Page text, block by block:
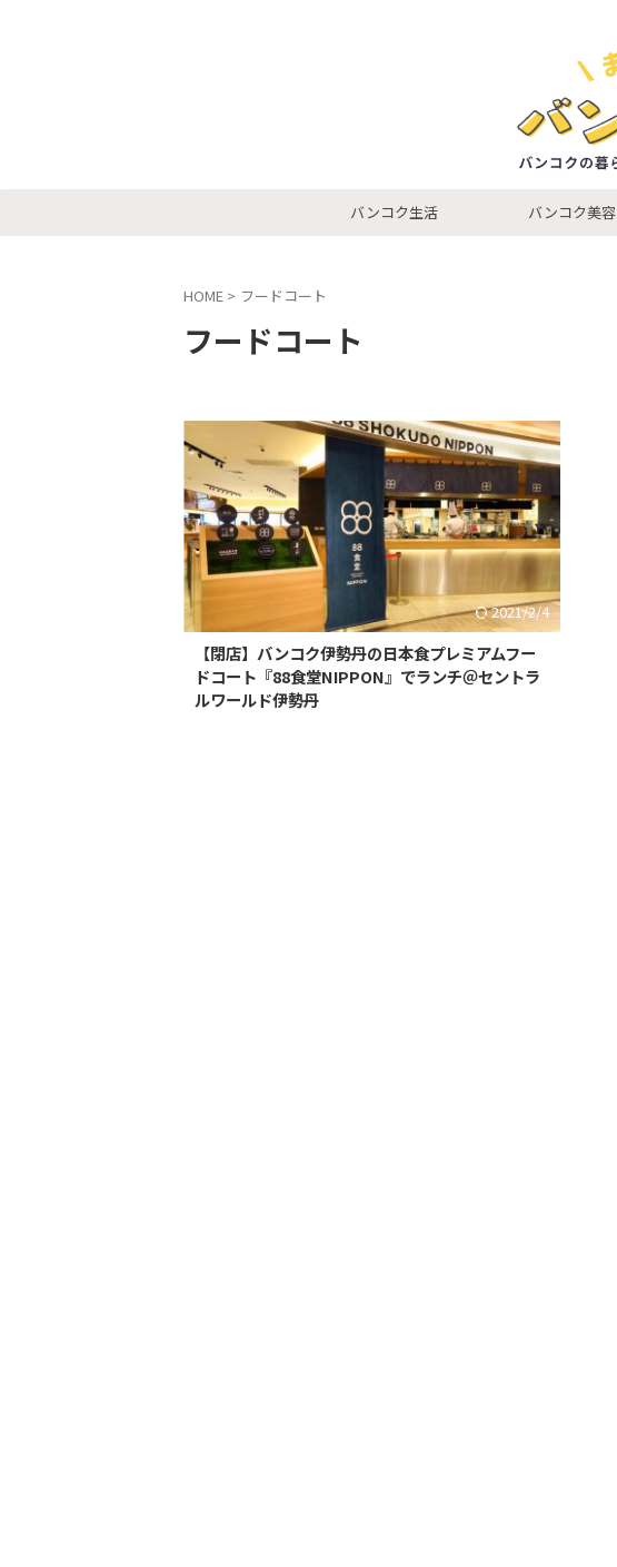
バンコク生活 バンコク美容
HOME > フードコート
フードコート
2021/2/4
【閉店】バンコク伊勢丹の日本食プレミアムフー
ドコート『88食堂NIPPON』でランチ＠セントラ
ルワールド伊勢丹